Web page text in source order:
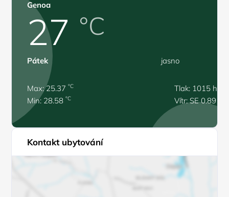
Genoa
27 °C
Pátek jasno
Max: 25.37°C
Min: 28.58°C
Tlak: 1015 hPa
Vítr: SE 0.89 m/
Kontakt ubytování